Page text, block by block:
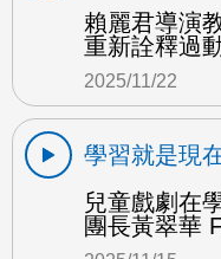
賴麗君導演
重新詮釋過
2025/11/22
學習就是現
兒童戲劇在
團長黃翠華